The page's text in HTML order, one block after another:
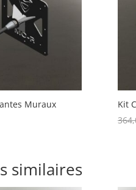
Muraux
Kit
similaires